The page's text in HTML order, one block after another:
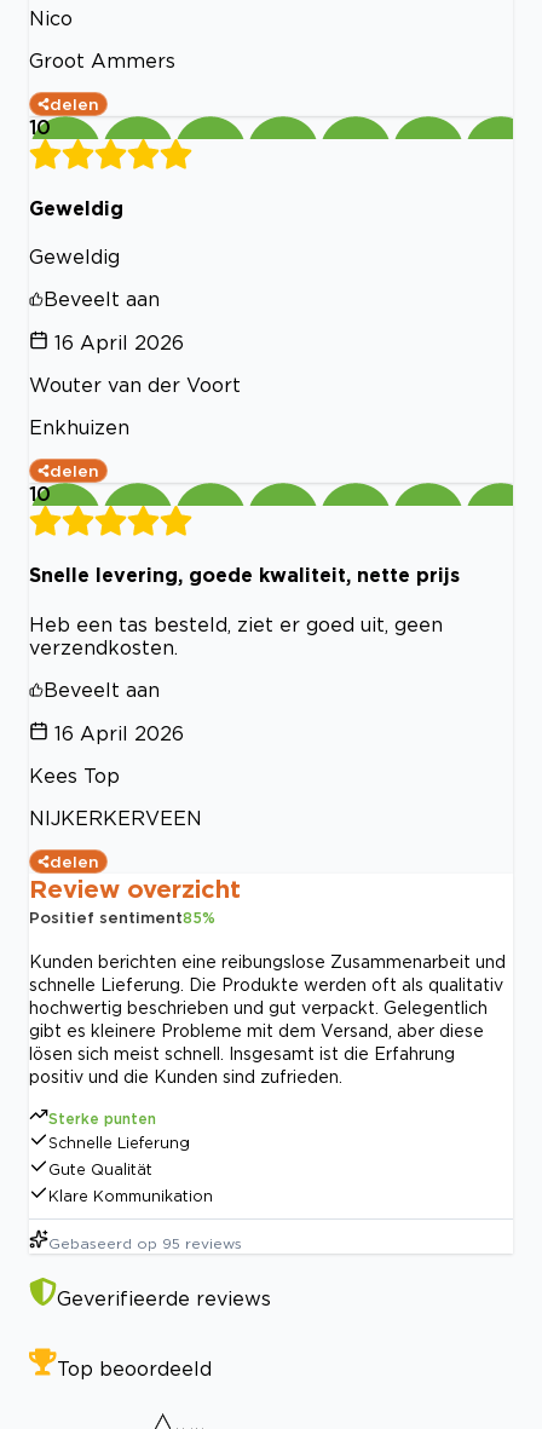
Nico
Groot Ammers
delen
10
Geweldig
Geweldig
Beveelt aan
16 April 2026
Wouter van der Voort
Enkhuizen
delen
10
Snelle levering, goede kwaliteit, nette prijs
Heb een tas besteld, ziet er goed uit, geen
verzendkosten.
Beveelt aan
16 April 2026
Kees Top
NIJKERKERVEEN
delen
Review overzicht
Positief sentiment85%
Kunden berichten eine reibungslose Zusammenarbeit und
schnelle Lieferung. Die Produkte werden oft als qualitativ
hochwertig beschrieben und gut verpackt. Gelegentlich
gibt es kleinere Probleme mit dem Versand, aber diese
lösen sich meist schnell. Insgesamt ist die Erfahrung
positiv und die Kunden sind zufrieden.
Sterke punten
Schnelle Lieferung
Gute Qualität
Klare Kommunikation
Gebaseerd op 95 reviews
Geverifieerde reviews
Top beoordeeld